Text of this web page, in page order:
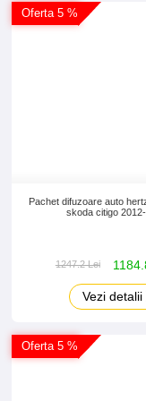
Oferta 5 %
Pachet difuzoare auto
skoda citigo
1247.2 Lei
Vezi detalii
Oferta 5 %